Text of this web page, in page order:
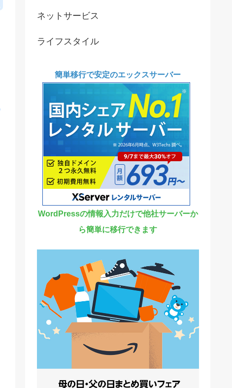
ネットサービス
ライフスタイル
簡単移行で安定のエックスサーバー
WordPressの情報入力だけで他社サーバーか
ら簡単に移行できます